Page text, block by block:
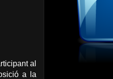
al
a la